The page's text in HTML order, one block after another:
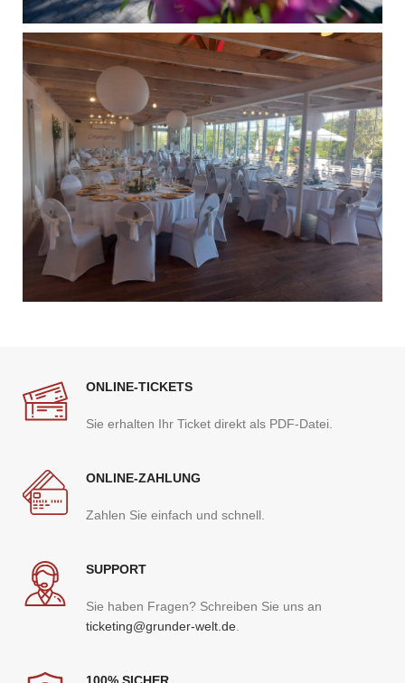
ONLINE-TICKETS
Sie erhalten Ihr Ticket direkt als PDF-Datei.
ONLINE-ZAHLUNG
Zahlen Sie einfach und schnell.
SUPPORT
Sie haben Fragen? Schreiben Sie uns an
ticketing@grunder-welt.de